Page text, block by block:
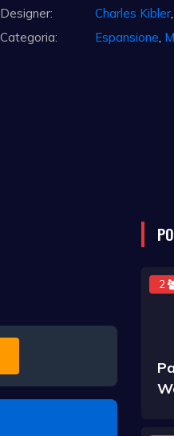
Designer:
Charles Kibler
Categoria:
Espansione
2